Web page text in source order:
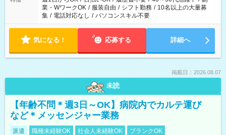
業・WワークOK / 服装自由 / シフト勤務 / 10名以上の大量募
集 / 電話対応なし / パソコンスキル不要
気になる！ 応募する 詳細へ
掲載日：2026.08.07
未読
【年齢不問＊週3日～OK】病院内でカルテ運び
など＊メッセンジャー業務
派遣 職種未経験OK 社会人未経験OK
ブランクOK